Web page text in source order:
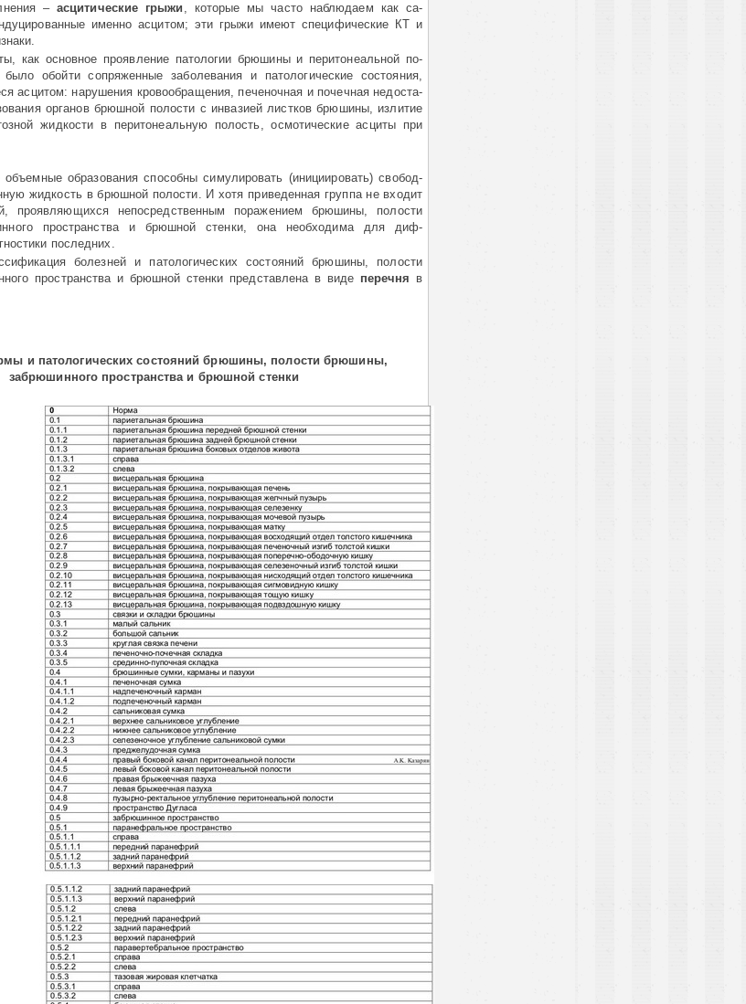
– асцитические гры­жи , которые мы часто наблюдаем как са­
именно ас­ци­том; эти грыжи имеют специфические КТ и
как основное прояв­ле­ние патологии брюшины и перитонеальной по­
обойти сопря­жен­ные заболевания и патологические состояния,
асцитом: нарушения кровообращения, печеночная и почечная не­дос­та­
органов брюш­ной полости с инвазией листков брю­шины, излитие
жид­кос­ти в перитонеальную полость, ос­мо­ти­ческие асциты при
образования способны симулировать (инициировать) сво­бод­
жидкость в брюш­ной полости. И хотя приведенная группа не входит
проявляющихся непосредственным поражением брюшины, по­лос­ти
пространства и брюшной стенки, она необходима для диф­
последних.
болезней и патологических состояний брюшины, полости
пространства и брюш­ной стенки представлена в виде перечня в
и патологических состояний брюшины, полости брюшины,
забрюшинного пространства и брюшной стенки